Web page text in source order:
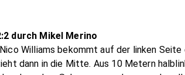
durch Mikel Merino
Williams bekommt auf der linken
dann in die Mitte. Aus 10 Metern